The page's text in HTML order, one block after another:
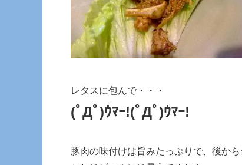
レタスに包んで・・・
(ﾟДﾟ)ｳﾏｰ!(ﾟДﾟ)ｳﾏｰ!
豚肉の味付けは旨みたっぷりで、後か